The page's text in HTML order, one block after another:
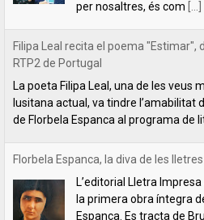
Filipa Leal recita el poema "Estimar",
RTP2 de Portugal
La poeta Filipa Leal, una de les veus
lusitana actual, va tindre l’amabilitat
de Florbela Espanca al programa de
Florbela Espanca, la diva de les
L’editorial Lletra
la primera obra íntegra
Espanca. Es tracta de
en portuguès),